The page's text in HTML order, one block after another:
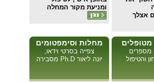
ומניעת מקור המחלה
אצלך
מחלות וסימפטומים
צפייה בסרטי וידאו,
יונה ליאור Ph.D מסבירה
מספרים
והטיפול